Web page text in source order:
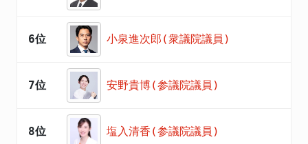
6位 小泉進次郎(衆議院議員)
7位 安野貴博(参議院議員)
8位 塩入清香(参議院議員)